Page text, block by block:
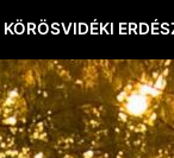
KÖRÖSVIDÉKI